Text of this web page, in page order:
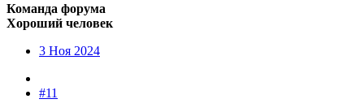
Команда форума
Хороший человек
3 Ноя 2024
#11